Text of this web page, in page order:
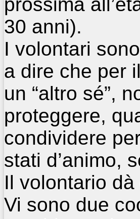
30 anni).
I volontari
a dire che per
un “altro sé”,
proteggere,
condividere
stati d’animo,
Il volontario dà
Vi sono due